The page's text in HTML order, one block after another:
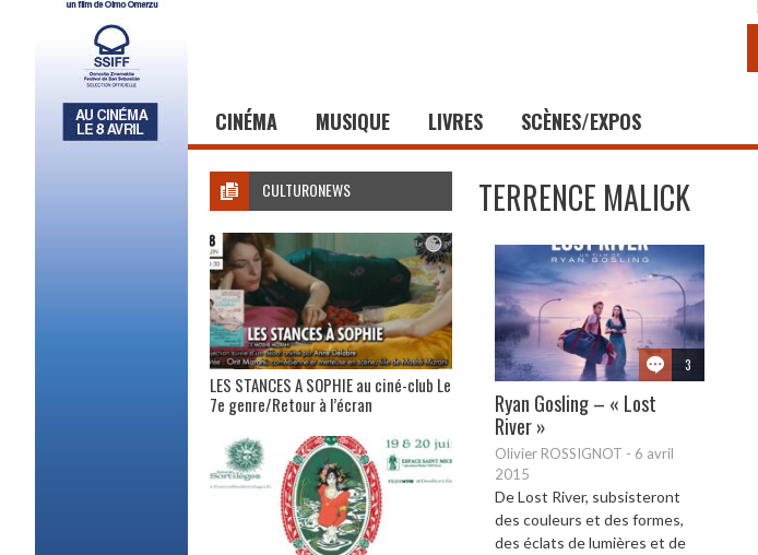
CINÉMA MUSIQUE LIVRES SCÈNES/EXPOS
TERRENCE MALICK
3
Ryan Gosling – « Lost
River »
Olivier ROSSIGNOT - 6 avril
2015
De Lost River, subsisteront
des couleurs et des formes,
des éclats de lumières et de
CULTURONEWS
LES STANCES A SOPHIE au ciné-club Le
7e genre/Retour à l’écran